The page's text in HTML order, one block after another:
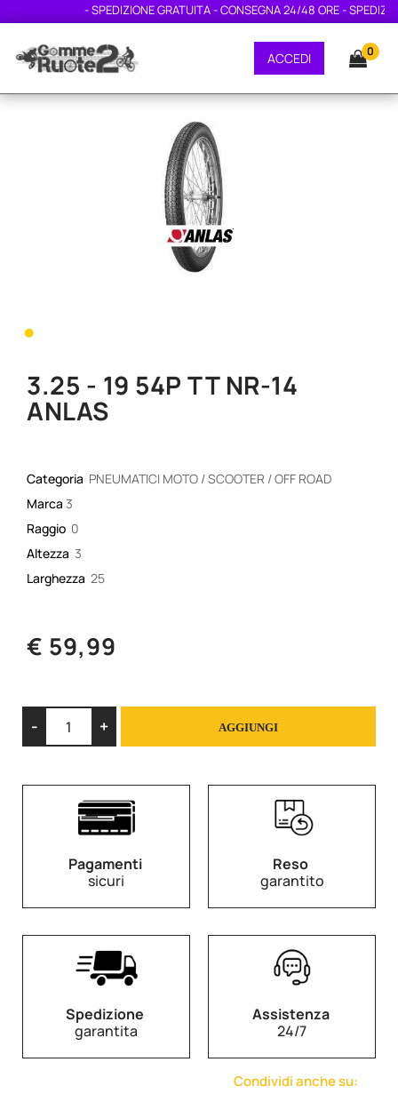
- SPEDIZIONE GRATUITA - CONSEGNA 24/48 ORE -
ACCEDI 0
•
3.25 - 19 54P TT NR-14
ANLAS
Categoria PNEUMATICI MOTO / SCOOTER / OFF ROAD
Marca 3
Raggio 0
Altezza 3
Larghezza 25
€ 59,99
AGGIUNGI
Pagamenti
sicuri
Reso
garantito
Spedizione
garantita
Assistenza
24/7
Condividi anche su: